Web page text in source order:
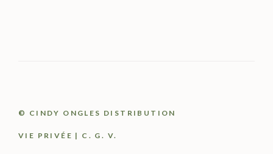
© CINDY ONGLES DISTRIBUTION
VIE PRIVÉE | C. G. V.